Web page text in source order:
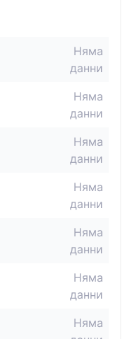
Няма
данни
Няма
данни
Няма
данни
Няма
данни
Няма
данни
Няма
данни
Няма